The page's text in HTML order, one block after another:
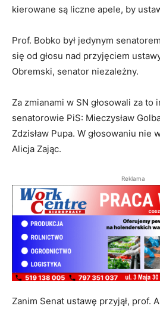
kierowane są liczne apele, by
Prof. Bobko był jedynym
się od głosu nad przyjęciem
Obremski, senator niezależny.
Za zmianami w SN głosowali za to
senatorowie PiS: Mieczysław
Zdzisław Pupa. W głosowaniu nie
Alicja Zając.
Reklama
Zanim Senat ustawę przyjął, prof.